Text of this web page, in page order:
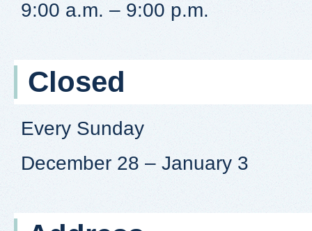
9:00 a.m. – 9:00 p.m.
Closed
Every Sunday
December 28 – January 3